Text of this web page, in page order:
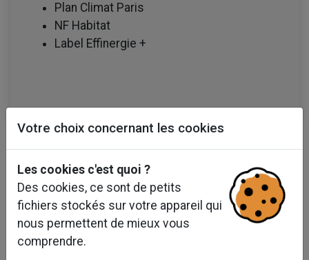
Plan Climat Paris
NF Habitat
Label Effinergie +
Votre choix concernant les cookies
Les cookies c'est quoi ?
Des cookies, ce sont de petits
fichiers stockés sur votre appareil qui
nous permettent de mieux vous
comprendre.